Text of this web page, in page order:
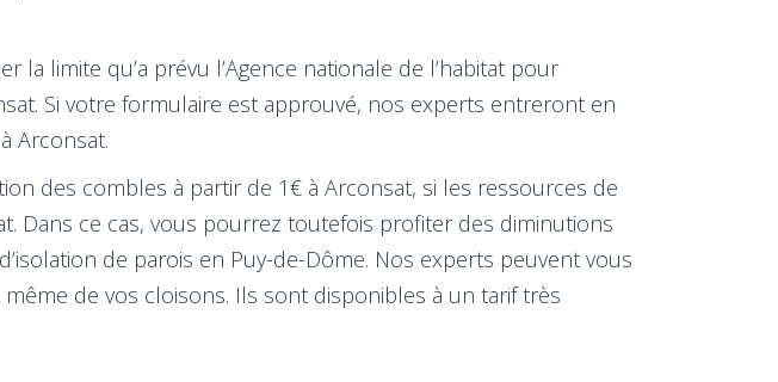
limite qu’a prévu l’Agence nationale de l’habitat pour
Si votre formulaire est approuvé, nos experts entreront en
Arconsat.
des combles à partir de 1€ à Arconsat, si les ressources de
Dans ce cas, vous pourrez toutefois profiter des diminutions
de parois en Puy-de-Dôme. Nos experts peuvent vous
de vos cloisons. Ils sont disponibles à un tarif très